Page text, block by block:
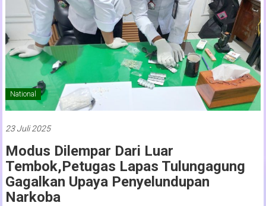
Online
Jawa
Timur
National
23 Juli 2025
Modus Dilempar Dari Luar
Tembok,Petugas Lapas Tulungagung
Gagalkan Upaya Penyelundupan
Narkoba